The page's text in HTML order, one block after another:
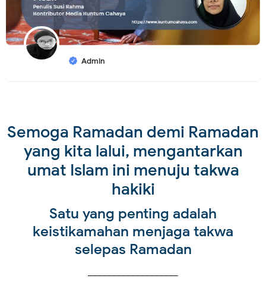
Admin
Semoga Ramadan demi Ramadan
yang kita lalui, mengantarkan
umat Islam ini menuju takwa
hakiki
Satu yang penting adalah
keistikamahan menjaga takwa
selepas Ramadan